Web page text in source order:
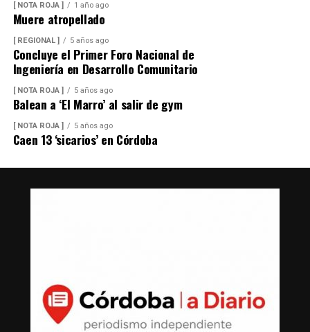
[ NOTA ROJA ] 1 año ago
Muere atropellado
[ REGIONAL ] 5 años ago
Concluye el Primer Foro Nacional de
Ingeniería en Desarrollo Comunitario
[ NOTA ROJA ] 5 años ago
Balean a ‘El Marro’ al salir de gym
[ NOTA ROJA ] 5 años ago
Caen 13 ‘sicarios’ en Córdoba